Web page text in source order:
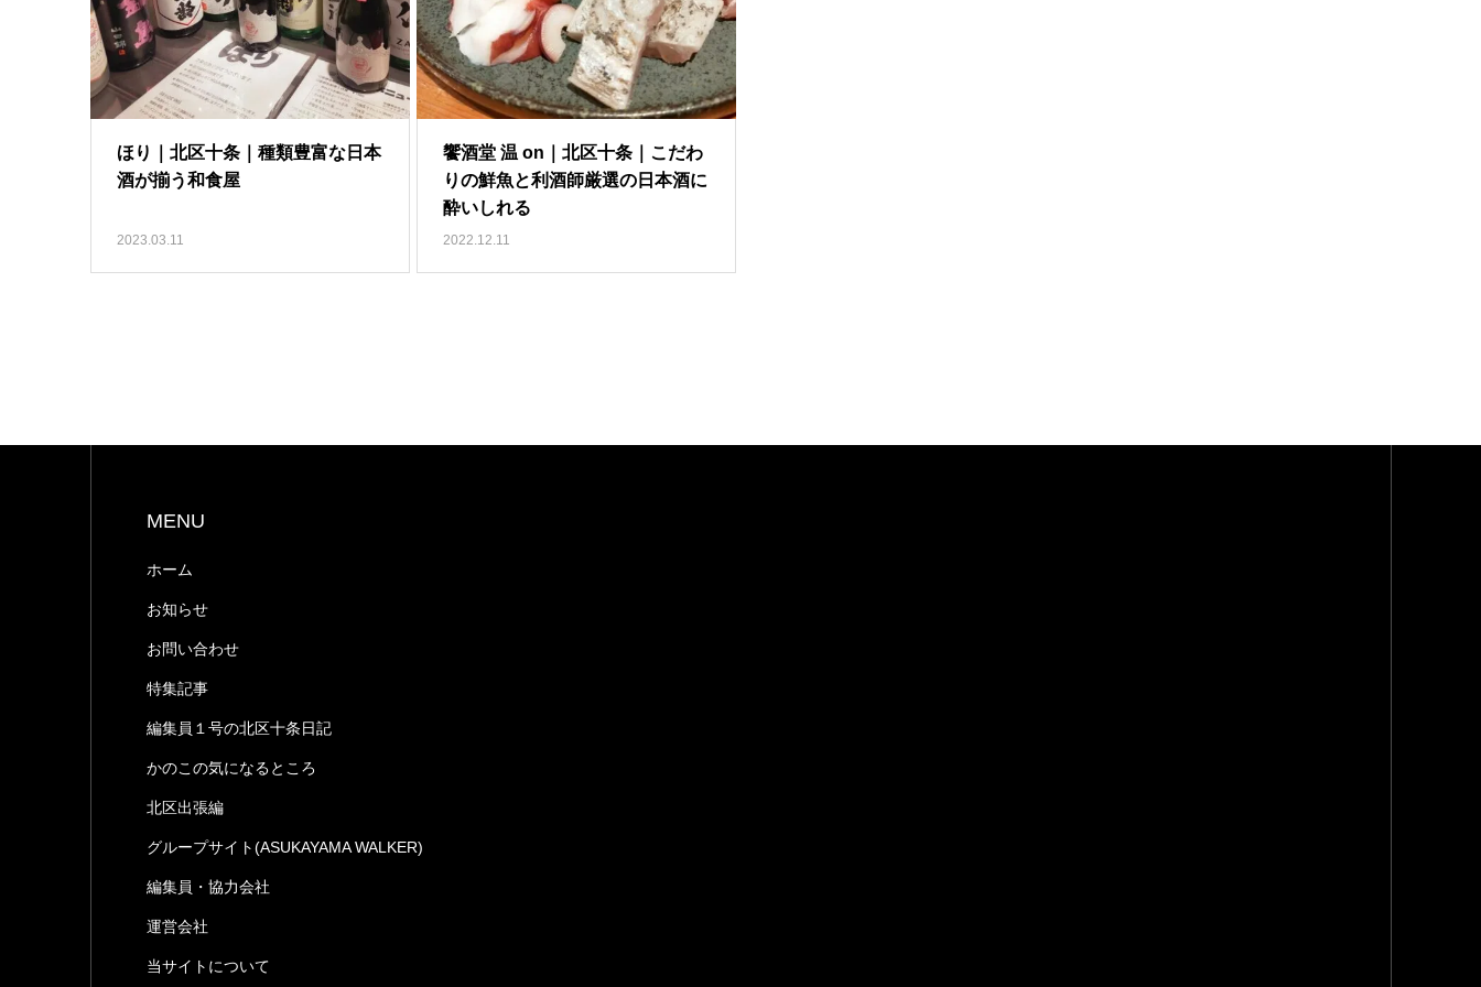
ほり｜北区十条｜種類豊富な日本
酒が揃う和食屋
2023.03.11
饗酒堂 温 on｜北区十条｜こだわ
りの鮮魚と利酒師厳選の日本酒に
酔いしれる
2022.12.11
MENU
ホーム
お知らせ
お問い合わせ
特集記事
編集員１号の北区十条日記
かのこの気になるところ
北区出張編
グループサイト(ASUKAYAMA WALKER)
編集員・協力会社
運営会社
当サイトについて